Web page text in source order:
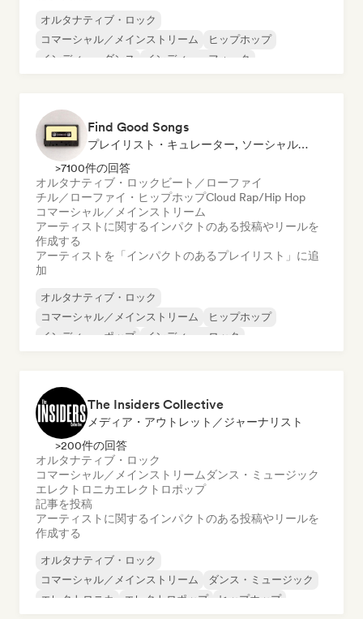
オルタナティブ・ロック
コマーシャル／メインストリーム
ヒップホップ
インディー・ダンス
インディー・フォーク
Find Good Songs
プレイリスト・キュレーター, ソーシャルメディアインフルエンサー
>7100件の回答
オルタナティブ・ロック ビート／ローファイ
チル／ローファイ・ヒップホップCloud Rap/Hip Hop
コマーシャル／メインストリーム
アーティストに関するインパクトのある投稿やリールを
作成する
アーティストを「インパクトのあるプレイリスト」に追
加
オルタナティブ・ロック
コマーシャル／メインストリーム
ヒップホップ
インディー・ポップ
インディー・ロック
The Insiders Collective
メディア・アウトレット／ジャーナリスト
>200件の回答
オルタナティブ・ロック
コマーシャル／メインストリーム ダンス・ミュージック
エレクトロニカエレクトロポップ
記事を投稿
アーティストに関するインパクトのある投稿やリールを
作成する
オルタナティブ・ロック
コマーシャル／メインストリーム
ダンス・ミュージック
エレクトロニカ
エレクトロポップ
ヒップホップ